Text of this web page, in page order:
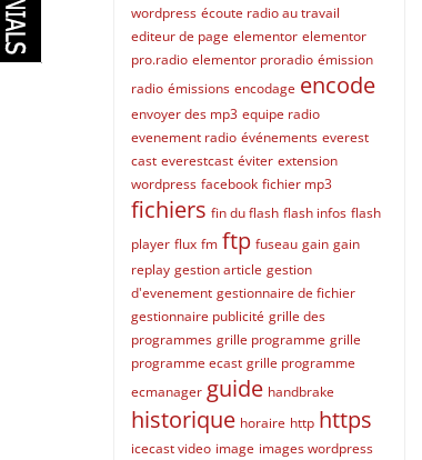
wordpress écoute radio au travail
editeur de page elementor elementor
pro.radio elementor proradio émission
radio émissions encodage encode
envoyer des mp3 equipe radio
evenement radio événements everest
cast everestcast éviter extension
wordpress facebook fichier mp3
fichiers fin du flash flash infos flash
player flux fm ftp fuseau gain gain
replay gestion article gestion
d'evenement gestionnaire de fichier
gestionnaire publicité grille des
programmes grille programme grille
programme ecast grille programme
ecmanager guide handbrake
historique horaire http https
icecast video image images wordpress